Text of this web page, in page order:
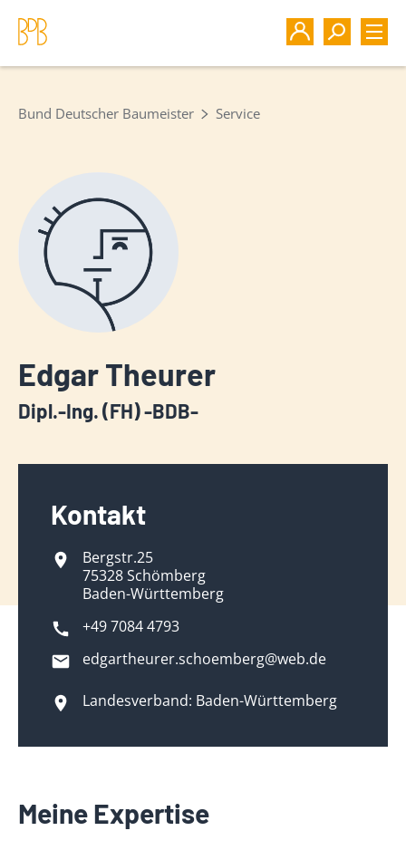
Bund Deutscher Baumeister Service
Edgar Theurer
Dipl.-Ing. (FH) -BDB-
Kontakt
Bergstr.25
75328 Schömberg
Baden-Württemberg
+49 7084 4793
edgartheurer.schoemberg@web.de
Landesverband: Baden-Württemberg
Meine Expertise